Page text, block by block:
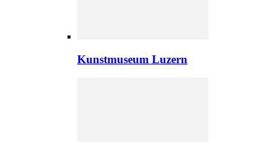
Kunstmuseum Luzern